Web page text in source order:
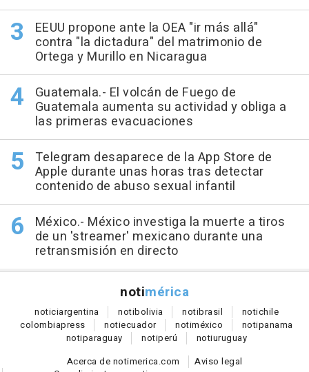
EEUU propone ante la OEA "ir más allá"
contra "la dictadura" del matrimonio de
Ortega y Murillo en Nicaragua
Guatemala.- El volcán de Fuego de
Guatemala aumenta su actividad y obliga a
las primeras evacuaciones
Telegram desaparece de la App Store de
Apple durante unas horas tras detectar
contenido de abuso sexual infantil
México.- México investiga la muerte a tiros
de un 'streamer' mexicano durante una
retransmisión en directo
notimérica
noticiargentina notibolivia notibrasil notichile
colombiapress notiecuador notiméxico notipanama
notiparaguay notiperú notiuruguay
Acerca de notimerica.com
Aviso legal